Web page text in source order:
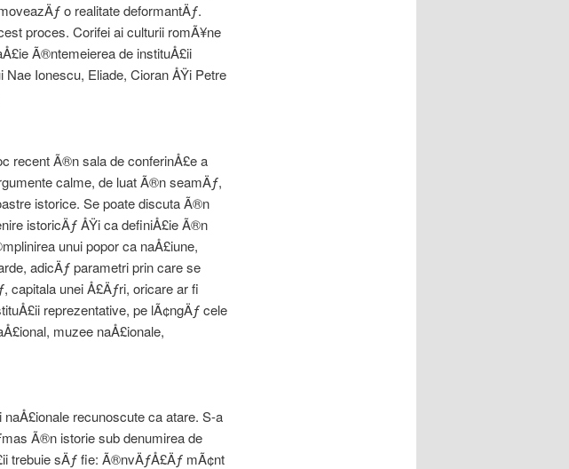
o realitate deformantÄƒ.
proces. Corifei ai culturii romÃ¥ne
Ã®ntemeierea de instituÅ£ii
Nae Ionescu, Eliade, Cioran ÅŸi Petre
recent Ã®n sala de conferinÅ£e a
calme, de luat Ã®n seamÄƒ,
istorice. Se poate discuta Ã®n
istoricÄƒ ÅŸi ca definiÅ£ie Ã®n
unui popor ca naÅ£iune,
adicÄƒ parametri prin care se
capitala unei Å£Äƒri, oricare ar fi
reprezentative, pe lÃ¢ngÄƒ cele
muzee naÅ£ionale,
recunoscute ca atare. S-a
Ã®n istorie sub denumirea de
trebuie sÄƒ fie: Ã®nvÄƒÅ£Äƒ mÃ¢nt